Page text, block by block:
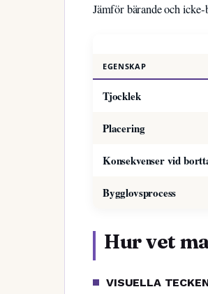
Jämför bärande och
EGENSKAP
Tjocklek
Placering
Konsekvenser vid
Bygglovsprocess
Hur vet
VISUELLA